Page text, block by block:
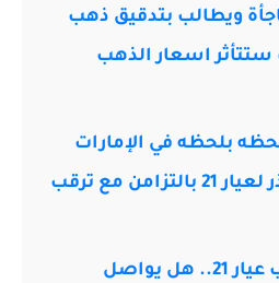
ويطالب بتدقيق ذهب
اسعار الذهب
بلحظه في الإمارات
اليوم.. استقرار حذر لعيار 21 بالتزامن مع ترقب
مستقبل الذهب عيار 21.. هل يواصل